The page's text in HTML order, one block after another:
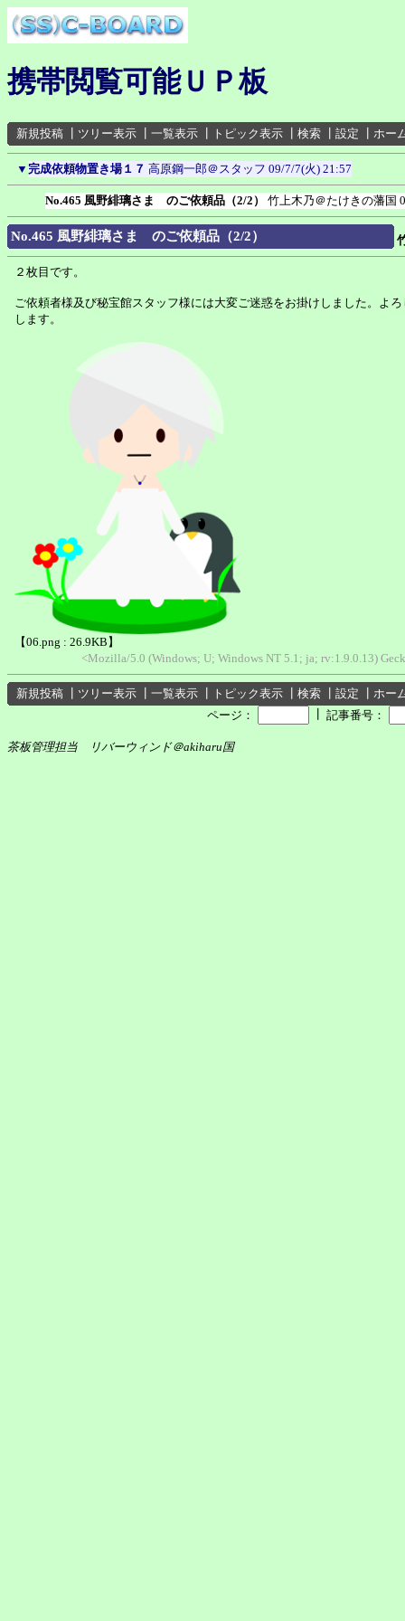
携帯閲覧可能ＵＰ板
新規投稿 ツリー表示 一覧表示 トピック表示 検索 設定 ホー
▼ 完成依頼物置き場１７ 高原鋼一郎＠スタッフ 09/7/7(火) 21:57
No.465 風野緋璃さま のご依頼品（2/2） 竹上木乃＠たけきの藩国
No.465 風野緋璃さま のご依頼品（2/2）
２枚目です。
ご依頼者様及び秘宝館スタッフ様には大変ご迷惑をお掛けしました。よ
します。
【06.png : 26.9KB】
<Mozilla/5.0 (Windows; U; Windows NT 5.1; ja; rv:1.9.0.13)
新規投稿 ツリー表示 一覧表示 トピック表示 検索 設定
ホー
ページ：
記事番号：
茶板管理担当 リバーウィンド＠akiharu国